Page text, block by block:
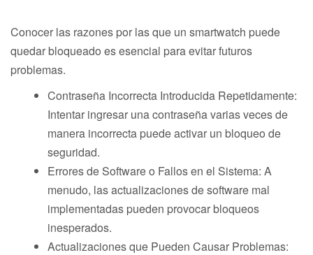
Conocer las razones por las que un smartwatch puede
quedar bloqueado es esencial para evitar futuros
problemas.
Contraseña Incorrecta Introducida Repetidamente:
Intentar ingresar una contraseña varias veces de
manera incorrecta puede activar un bloqueo de
seguridad.
Errores de Software o Fallos en el Sistema: A
menudo, las actualizaciones de software mal
implementadas pueden provocar bloqueos
inesperados.
Actualizaciones que Pueden Causar Problemas: